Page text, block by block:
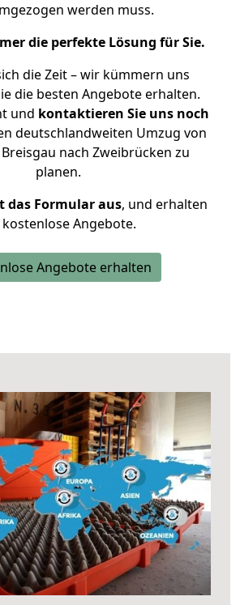
werden muss.
die perfekte Lösung für Sie.
die Zeit – wir kümmern uns
die besten Angebote erhalten.
und kontaktieren Sie uns noch
deutschlandweiten Umzug von
nach Zweibrücken zu
planen.
das Formular aus, und erhalten
kostenlose Angebote.
Angebote erhalten